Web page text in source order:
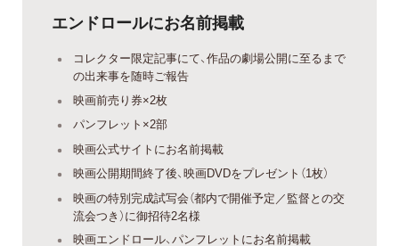
エンドロールにお名前掲載
コレクター限定記事にて、作品の劇場公開に至るまで
の出来事を随時ご報告
映画前売り券×2枚
パンフレット×2部
映画公式サイトにお名前掲載
映画公開期間終了後、映画DVDをプレゼント（1枚）
映画の特別完成試写会（都内で開催予定／監督との交
流会つき）に御招待2名様
映画エンドロール、パンフレットにお名前掲載